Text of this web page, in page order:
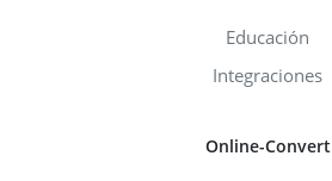
Educación
Integraciones
Online-Convert